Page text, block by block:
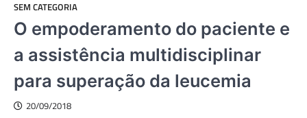
SEM CATEGORIA
O empoderamento do paciente e
a assistência multidisciplinar
para superação da leucemia
20/09/2018